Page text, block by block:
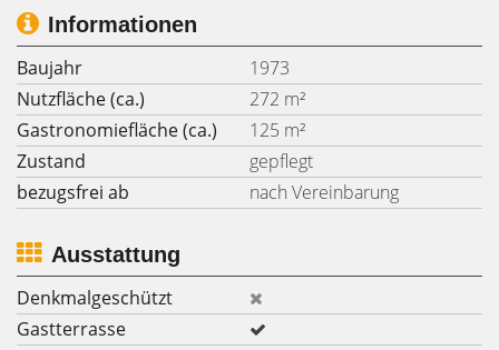
Informationen
Baujahr
1973
Nutzfläche (ca.)
272 m²
Gastronomiefläche (ca.)
125 m²
Zustand
gepflegt
bezugsfrei ab
nach Vereinbarung
Ausstattung
Denkmalgeschützt
Gastterrasse